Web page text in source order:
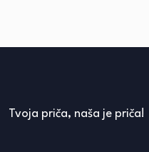
Tvoja priča, naša je priča!